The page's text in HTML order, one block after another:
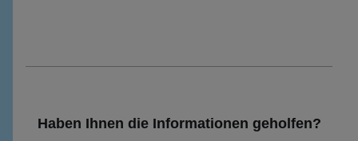
Haben Ihnen die Informationen geholfen?